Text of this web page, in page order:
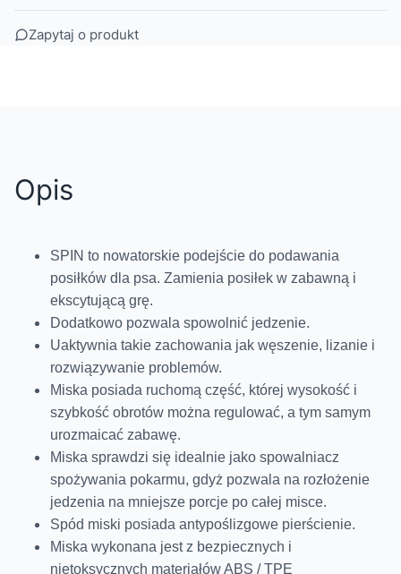
Zapytaj o produkt
Opis
SPIN to nowatorskie podejście do podawania
posiłków dla psa. Zamienia posiłek w zabawną i
ekscytującą grę.
Dodatkowo pozwala spowolnić jedzenie.
Uaktywnia takie zachowania jak węszenie, lizanie i
rozwiązywanie problemów.
Miska posiada ruchomą część, której wysokość i
szybkość obrotów można regulować, a tym samym
urozmaicać zabawę.
Miska sprawdzi się idealnie jako spowalniacz
spożywania pokarmu, gdyż pozwala na rozłożenie
jedzenia na mniejsze porcje po całej misce.
Spód miski posiada antypoślizgowe pierścienie.
Miska wykonana jest z bezpiecznych i
nietoksycznych materiałów ABS / TPE